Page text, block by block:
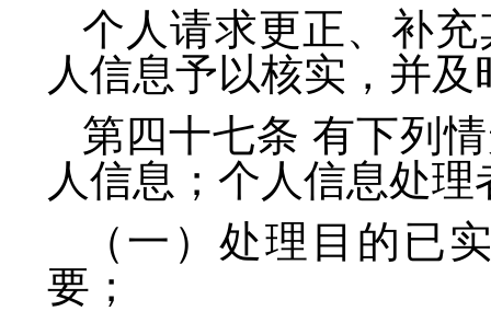
个人请求更正、补
人信息予以核实，并
第四十七条 有下列
人信息；个人信息处
（一）处理目的已
要；